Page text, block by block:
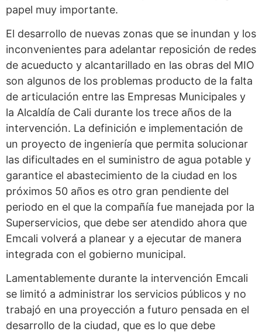
papel muy importante.
El desarrollo de nuevas zonas que se inundan y los
inconvenientes para adelantar reposición de redes
de acueducto y alcantarillado en las obras del MIO
son algunos de los problemas producto de la falta
de articulación entre las Empresas Municipales y
la Alcaldía de Cali durante los trece años de la
intervención. La definición e implementación de
un proyecto de ingeniería que permita solucionar
las dificultades en el suministro de agua potable y
garantice el abastecimiento de la ciudad en los
próximos 50 años es otro gran pendiente del
periodo en el que la compañía fue manejada por la
Superservicios, que debe ser atendido ahora que
Emcali volverá a planear y a ejecutar de manera
integrada con el gobierno municipal.
Lamentablemente durante la intervención Emcali
se limitó a administrar los servicios públicos y no
trabajó en una proyección a futuro pensada en el
desarrollo de la ciudad, que es lo que debe